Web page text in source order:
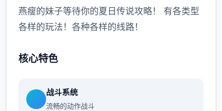
燕瘦的妹子等待你的夏日传说攻略！ 有各类型
各样的玩法！各种各样的线路！
核心特色
战斗系统
流畅的动作战斗